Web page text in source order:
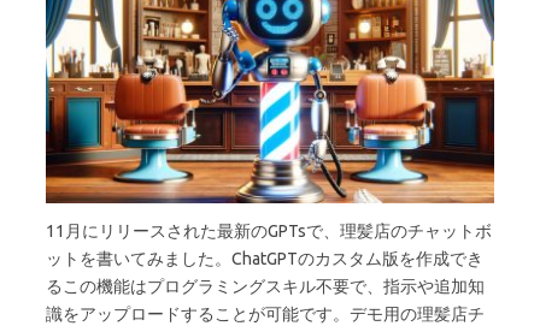
11月にリリースされた最新のGPTsで、理髪店のチャットボ
ットを書いてみました。ChatGPTのカスタム版を作成でき
るこの機能はプログラミングスキル不要で、指示や追加知
識をアップロードすることが可能です。デモ用の理髪店チ